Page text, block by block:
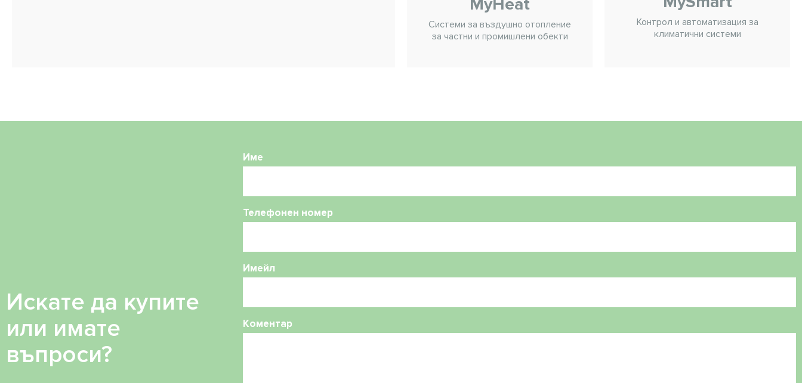
Системи за въздушно отопление
за частни и промишлени обекти
Контрол и автоматизация за
климатични системи
Искате да купите
или имате
въпроси?
Име
Телефонен номер
Имейл
Коментар